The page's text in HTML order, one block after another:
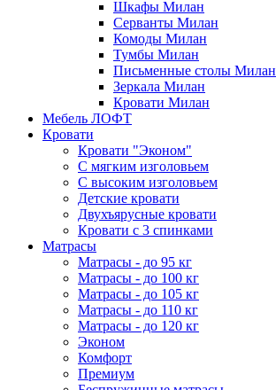
Шкафы Милан
Серванты Милан
Комоды Милан
Тумбы Милан
Письменные столы Милан
Зеркала Милан
Кровати Милан
Мебель ЛОФТ
Кровати
Кровати "Эконом"
С мягким изголовьем
С высоким изголовьем
Детские кровати
Двухъярусные кровати
Кровати с 3 спинками
Матрасы
Матрасы - до 95 кг
Матрасы - до 100 кг
Матрасы - до 105 кг
Матрасы - до 110 кг
Матрасы - до 120 кг
Эконом
Комфорт
Премиум